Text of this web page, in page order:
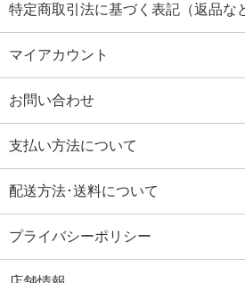
特定商取引法に基づく表記（返品な
マイアカウント
お問い合わせ
支払い方法について
配送方法･送料について
プライバシーポリシー